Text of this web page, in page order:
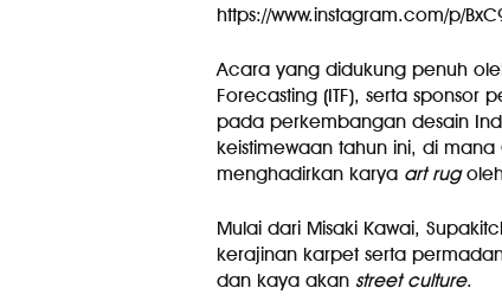
https://www.instagram.com/p/
Acara yang didukung penuh
Forecasting (ITF), serta
pada perkembangan desain
keistimewaan tahun ini, di
menghadirkan karya art rug
Mulai dari Misaki Kawai,
kerajinan karpet serta
dan kaya akan street culture.